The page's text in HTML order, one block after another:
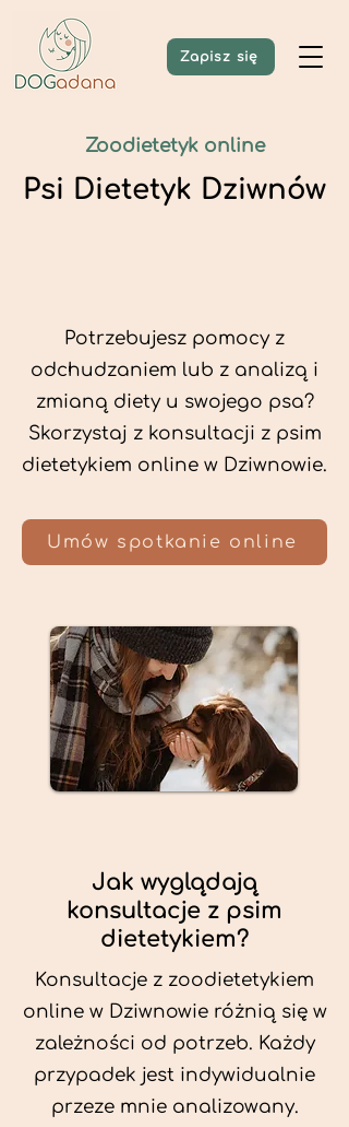
Zapisz się
Zoodietetyk online
Psi Dietetyk Dziwnów
Potrzebujesz pomocy z
odchudzaniem lub z analizą i
zmianą diety u swojego psa?
Skorzystaj z konsultacji z psim
dietetykiem online w Dziwnowie.
Umów spotkanie online
Jak wyglądają
konsultacje z psim
dietetykiem?
Konsultacje z zoodietetykiem
online w Dziwnowie różnią się w
zależności od potrzeb. Każdy
przypadek jest indywidualnie
przeze mnie analizowany.